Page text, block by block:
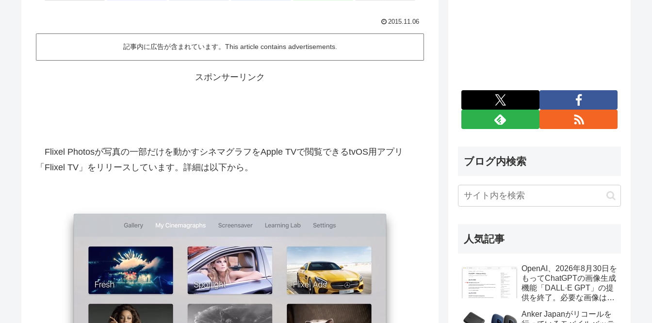
2015.11.06
記事内に広告が含まれています。This article contains advertisements.
スポンサーリンク
Flixel Photosが写真の一部だけを動かすシネマグラフをApple TVで閲覧できるtvOS用アプリ
「Flixel TV」をリリースしています。詳細は以下から。
ブログ内検索
人気記事
OpenAI、2026年8月30日を
もってChatGPTの画像生成
機能「DALL·E GPT」の提
供を終了。必要な画像は期
Anker Japanがリコールを